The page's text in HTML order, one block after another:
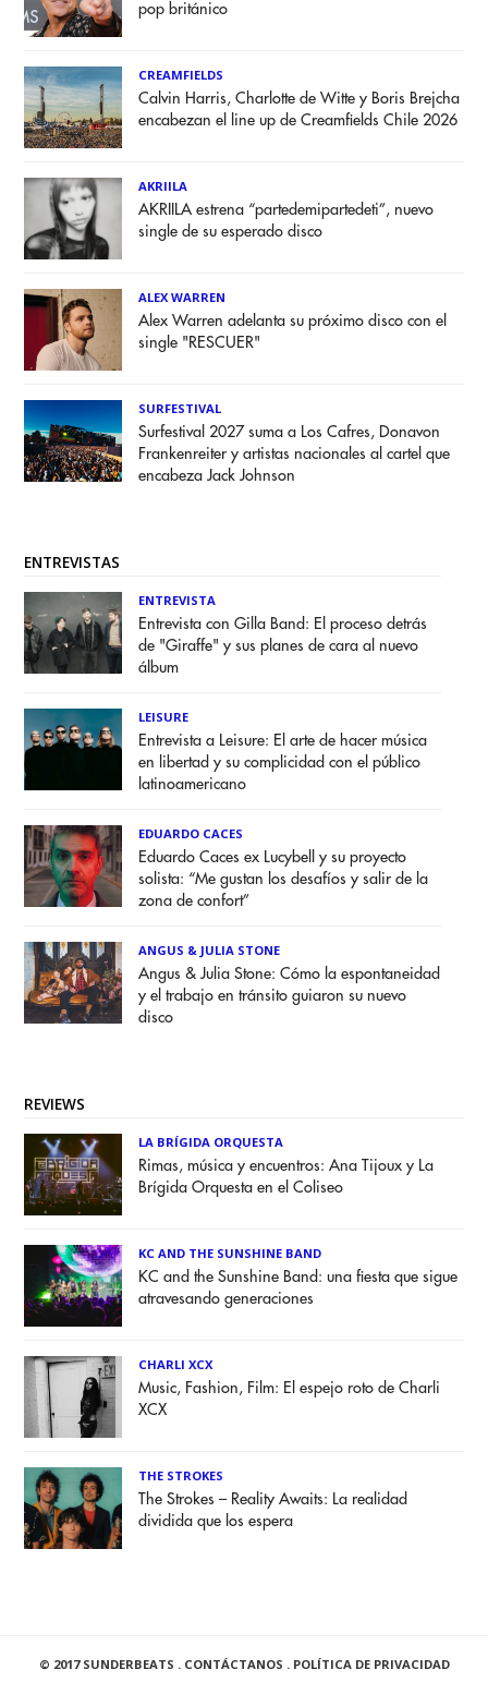
pop británico
CREAMFIELDS
Calvin Harris, Charlotte de Witte y Boris Brejcha
encabezan el line up de Creamfields Chile 2026
AKRIILA
AKRIILA estrena “partedemipartedeti”, nuevo
single de su esperado disco
ALEX WARREN
Alex Warren adelanta su próximo disco con el
single "RESCUER"
SURFESTIVAL
Surfestival 2027 suma a Los Cafres, Donavon
Frankenreiter y artistas nacionales al cartel que
encabeza Jack Johnson
ENTREVISTAS
ENTREVISTA
Entrevista con Gilla Band: El proceso detrás
de "Giraffe" y sus planes de cara al nuevo
álbum
LEISURE
Entrevista a Leisure: El arte de hacer música
en libertad y su complicidad con el público
latinoamericano
EDUARDO CACES
Eduardo Caces ex Lucybell y su proyecto
solista: “Me gustan los desafíos y salir de la
zona de confort”
ANGUS & JULIA STONE
Angus & Julia Stone: Cómo la espontaneidad
y el trabajo en tránsito guiaron su nuevo
disco
REVIEWS
LA BRÍGIDA ORQUESTA
Rimas, música y encuentros: Ana Tijoux y La
Brígida Orquesta en el Coliseo
KC AND THE SUNSHINE BAND
KC and the Sunshine Band: una fiesta que sigue
atravesando generaciones
CHARLI XCX
Music, Fashion, Film: El espejo roto de Charli
XCX
THE STROKES
The Strokes – Reality Awaits: La realidad
dividida que los espera
© 2017 SUNDERBEATS . CONTÁCTANOS . POLÍTICA DE PRIVACIDAD